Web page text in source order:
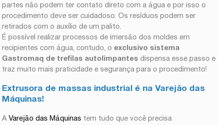
partes não podem ter contato direto com a água e por isso o
procedimento deve ser cuidadoso. Os resíduos podem ser
retirados com o auxílio de um palito.
É possível realizar processos de imersão dos moldes em
recipientes com água, contudo, o exclusivo sistema
Gastromaq de trefilas autolimpantes dispensa esse passo e
traz muito mais praticidade e segurança para o procedimento!
Extrusora de massas industrial é na Varejão das
Máquinas!
AVarejão das Máquinas tem tudo que você precisa